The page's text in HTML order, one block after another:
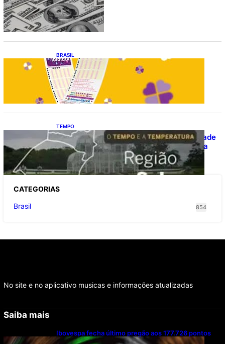
BRASIL
Resultado da lotofácil 3754: sorteio de
quarta-feira (05/08/2026)
TEMPO
O TEMPO E A TEMPERATURA: Instabilidade
avança e provoca temporais no Sul nesta
quinta-feira
CATEGORIAS
Brasil
854
No site e no aplicativo musicas e informações atualizadas
Saiba mais
Ibovespa fecha último pregão aos 177.726 pontos